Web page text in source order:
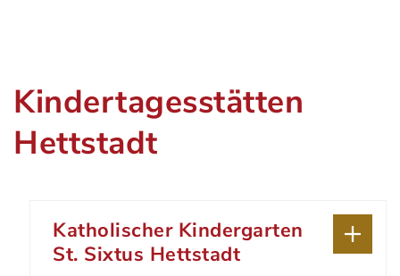
Kindertagesstätten
Hettstadt
Katholischer Kindergarten
St. Sixtus Hettstadt